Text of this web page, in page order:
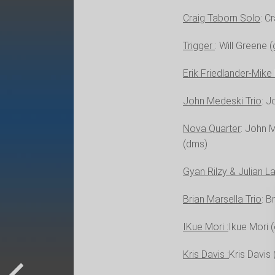
Craig Taborn Solo:
Trigger : Will Greene
Erik Friedlander-
John Medeski Trio:
Nova Quarter: John
(dms)
Gyan Rilzy & Julian
Brian Marsella Trio:
IKue Mori : Ikue Mori
Kris Davis :Kris Davis